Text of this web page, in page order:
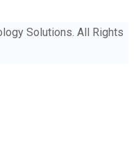
Solutions. All Rights